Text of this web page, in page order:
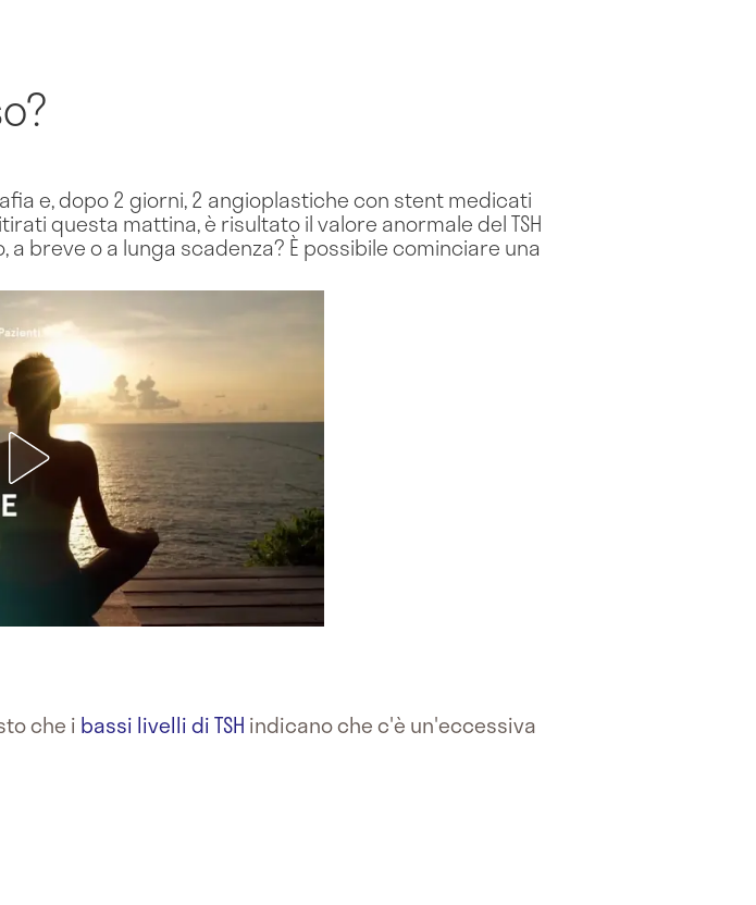
e, dopo 2 giorni, 2 angioplastiche con stent medicati
questa mattina, è risultato il valore anormale del TSH
breve o a lunga scadenza? È possibile cominciare una
che i bassi livelli di TSH indicano che c'è un'eccessiva